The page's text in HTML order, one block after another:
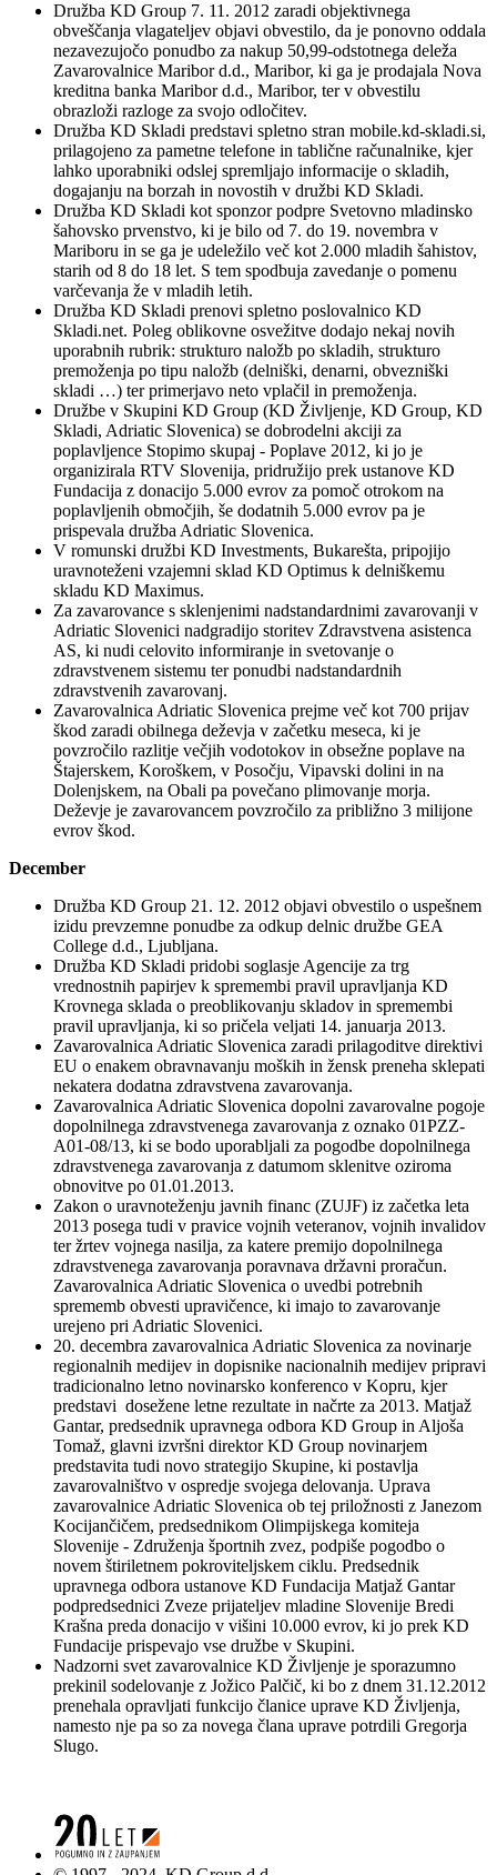
Družba KD Group 7. 11. 2012 zaradi objektivnega
obveščanja vlagateljev objavi obvestilo, da je ponovno oddala
nezavezujočo ponudbo za nakup 50,99-odstotnega deleža
Zavarovalnice Maribor d.d., Maribor, ki ga je prodajala Nova
kreditna banka Maribor d.d., Maribor, ter v obvestilu
obrazloži razloge za svojo odločitev.
Družba KD Skladi predstavi spletno stran mobile.kd-skladi.si,
prilagojeno za pametne telefone in tablične računalnike, kjer
lahko uporabniki odslej spremljajo informacije o skladih,
dogajanju na borzah in novostih v družbi KD Skladi.
Družba KD Skladi kot sponzor podpre Svetovno mladinsko
šahovsko prvenstvo, ki je bilo od 7. do 19. novembra v
Mariboru in se ga je udeležilo več kot 2.000 mladih šahistov,
starih od 8 do 18 let. S tem spodbuja zavedanje o pomenu
varčevanja že v mladih letih.
Družba KD Skladi prenovi spletno poslovalnico KD
Skladi.net. Poleg oblikovne osvežitve dodajo nekaj novih
uporabnih rubrik: strukturo naložb po skladih, strukturo
premoženja po tipu naložb (delniški, denarni, obvezniški
skladi …) ter primerjavo neto vplačil in premoženja.
Družbe v Skupini KD Group (KD Življenje, KD Group, KD
Skladi, Adriatic Slovenica) se dobrodelni akciji za
poplavljence Stopimo skupaj - Poplave 2012, ki jo je
organizirala RTV Slovenija, pridružijo prek ustanove KD
Fundacija z donacijo 5.000 evrov za pomoč otrokom na
poplavljenih območjih, še dodatnih 5.000 evrov pa je
prispevala družba Adriatic Slovenica.
V romunski družbi KD Investments, Bukarešta, pripojijo
uravnoteženi vzajemni sklad KD Optimus k delniškemu
skladu KD Maximus.
Za zavarovance s sklenjenimi nadstandardnimi zavarovanji v
Adriatic Slovenici nadgradijo storitev Zdravstvena asistenca
AS, ki nudi celovito informiranje in svetovanje o
zdravstvenem sistemu ter ponudbi nadstandardnih
zdravstvenih zavarovanj.
Zavarovalnica Adriatic Slovenica prejme več kot 700 prijav
škod zaradi obilnega deževja v začetku meseca, ki je
povzročilo razlitje večjih vodotokov in obsežne poplave na
Štajerskem, Koroškem, v Posočju, Vipavski dolini in na
Dolenjskem, na Obali pa povečano plimovanje morja.
Deževje je zavarovancem povzročilo za približno 3 milijone
evrov škod.
December
Družba KD Group 21. 12. 2012 objavi obvestilo o uspešnem
izidu prevzemne ponudbe za odkup delnic družbe GEA
College d.d., Ljubljana.
Družba KD Skladi pridobi soglasje Agencije za trg
vrednostnih papirjev k spremembi pravil upravljanja KD
Krovnega sklada o preoblikovanju skladov in spremembi
pravil upravljanja, ki so pričela veljati 14. januarja 2013.
Zavarovalnica Adriatic Slovenica zaradi prilagoditve direktivi
EU o enakem obravnavanju moških in žensk preneha sklepati
nekatera dodatna zdravstvena zavarovanja.
Zavarovalnica Adriatic Slovenica dopolni zavarovalne pogoje
dopolnilnega zdravstvenega zavarovanja z oznako 01PZZ-
A01-08/13, ki se bodo uporabljali za pogodbe dopolnilnega
zdravstvenega zavarovanja z datumom sklenitve oziroma
obnovitve po 01.01.2013.
Zakon o uravnoteženju javnih financ (ZUJF) iz začetka leta
2013 posega tudi v pravice vojnih veteranov, vojnih invalidov
ter žrtev vojnega nasilja, za katere premijo dopolnilnega
zdravstvenega zavarovanja poravnava državni proračun.
Zavarovalnica Adriatic Slovenica o uvedbi potrebnih
sprememb obvesti upravičence, ki imajo to zavarovanje
urejeno pri Adriatic Slovenici.
20. decembra zavarovalnica Adriatic Slovenica za novinarje
regionalnih medijev in dopisnike nacionalnih medijev pripravi
tradicionalno letno novinarsko konferenco v Kopru, kjer
predstavi dosežene letne rezultate in načrte za 2013. Matjaž
Gantar, predsednik upravnega odbora KD Group in Aljoša
Tomaž, glavni izvršni direktor KD Group novinarjem
predstavita tudi novo strategijo Skupine, ki postavlja
zavarovalništvo v ospredje svojega delovanja. Uprava
zavarovalnice Adriatic Slovenica ob tej priložnosti z Janezom
Kocijančičem, predsednikom Olimpijskega komiteja
Slovenije - Združenja športnih zvez, podpiše pogodbo o
novem štiriletnem pokroviteljskem ciklu. Predsednik
upravnega odbora ustanove KD Fundacija Matjaž Gantar
podpredsednici Zveze prijateljev mladine Slovenije Bredi
Krašna preda donacijo v višini 10.000 evrov, ki jo prek KD
Fundacije prispevajo vse družbe v Skupini.
Nadzorni svet zavarovalnice KD Življenje je sporazumno
prekinil sodelovanje z Jožico Palčič, ki bo z dnem 31.12.2012
prenehala opravljati funkcijo članice uprave KD Življenja,
namesto nje pa so za novega člana uprave potrdili Gregorja
Slugo.